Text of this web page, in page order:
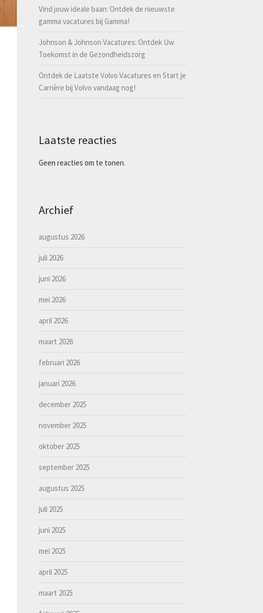
Vind jouw ideale baan: Ontdek de nieuwste
gamma vacatures bij Gamma!
Johnson & Johnson Vacatures: Ontdek Uw
Toekomst in de Gezondheidszorg
Ontdek de Laatste Volvo Vacatures en Start je
Carrière bij Volvo vandaag nog!
Laatste reacties
Geen reacties om te tonen.
Archief
augustus 2026
juli 2026
juni 2026
mei 2026
april 2026
maart 2026
februari 2026
januari 2026
december 2025
november 2025
oktober 2025
september 2025
augustus 2025
juli 2025
juni 2025
mei 2025
april 2025
maart 2025